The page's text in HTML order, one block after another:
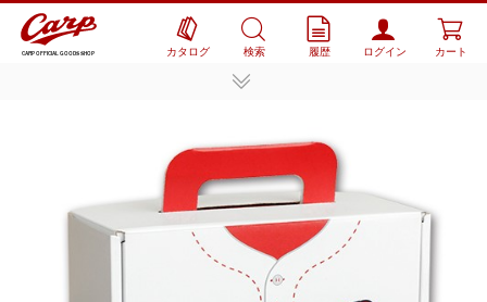
CARP OFFICIAL GOODS SHOP カタログ 検索 履歴 ログイン カート